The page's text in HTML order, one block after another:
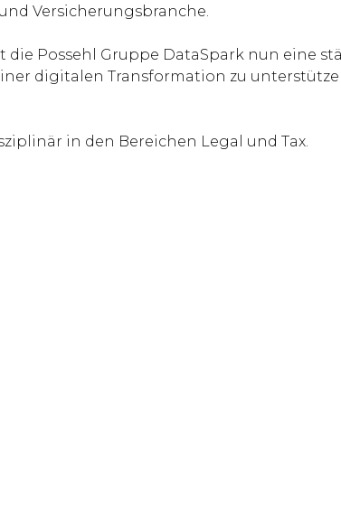
Versicherungsbranche.
Possehl Gruppe DataSpark nun eine
digitalen Transformation zu
in den Bereichen Legal und Tax.